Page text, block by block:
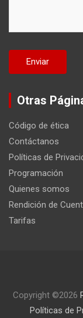
Otras
Código de ética
Contáctanos
Políticas de
Programación
Quienes somos
Rendición de
Tarifas
Copyright ©2026
Políticas de